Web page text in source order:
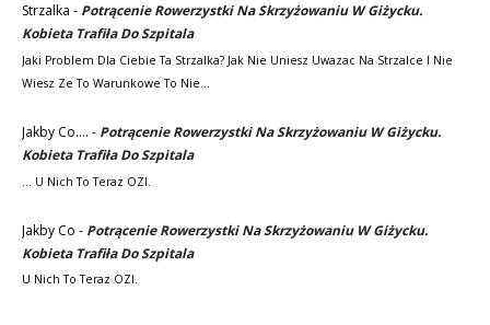
Strzalka - Potrącenie Rowerzystki Na Skrzyżowaniu W Giżycku.
Kobieta Trafiła Do Szpitala
Jaki Problem Dla Ciebie Ta Strzalka? Jak Nie Uniesz Uwazac Na Strzalce I Nie
Wiesz Ze To Warunkowe To Nie…
Jakby Co.... - Potrącenie Rowerzystki Na Skrzyżowaniu W Giżycku.
Kobieta Trafiła Do Szpitala
... U Nich To Teraz OZI.
Jakby Co - Potrącenie Rowerzystki Na Skrzyżowaniu W Giżycku.
Kobieta Trafiła Do Szpitala
U Nich To Teraz OZI.